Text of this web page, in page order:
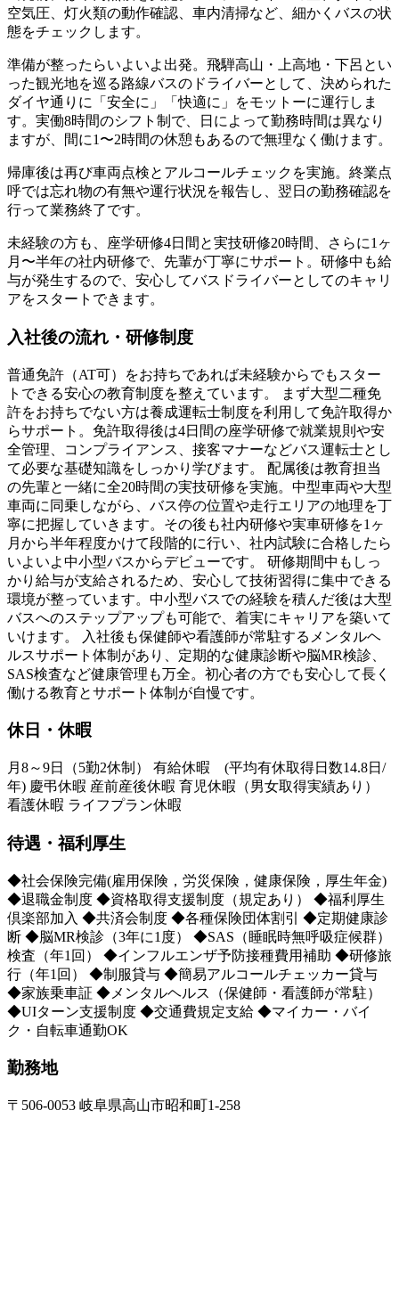
空気圧、灯火類の動作確認、車内清掃など、細かくバスの状
態をチェックします。
準備が整ったらいよいよ出発。飛騨高山・上高地・下呂とい
った観光地を巡る路線バスのドライバーとして、決められた
ダイヤ通りに「安全に」「快適に」をモットーに運行しま
す。実働8時間のシフト制で、日によって勤務時間は異なり
ますが、間に1〜2時間の休憩もあるので無理なく働けます。
帰庫後は再び車両点検とアルコールチェックを実施。終業点
呼では忘れ物の有無や運行状況を報告し、翌日の勤務確認を
行って業務終了です。
未経験の方も、座学研修4日間と実技研修20時間、さらに1ヶ
月〜半年の社内研修で、先輩が丁寧にサポート。研修中も給
与が発生するので、安心してバスドライバーとしてのキャリ
アをスタートできます。
入社後の流れ・研修制度
普通免許（AT可）をお持ちであれば未経験からでもスター
トできる安心の教育制度を整えています。 まず大型二種免
許をお持ちでない方は養成運転士制度を利用して免許取得か
らサポート。免許取得後は4日間の座学研修で就業規則や安
全管理、コンプライアンス、接客マナーなどバス運転士とし
て必要な基礎知識をしっかり学びます。 配属後は教育担当
の先輩と一緒に全20時間の実技研修を実施。中型車両や大型
車両に同乗しながら、バス停の位置や走行エリアの地理を丁
寧に把握していきます。その後も社内研修や実車研修を1ヶ
月から半年程度かけて段階的に行い、社内試験に合格したら
いよいよ中小型バスからデビューです。 研修期間中もしっ
かり給与が支給されるため、安心して技術習得に集中できる
環境が整っています。中小型バスでの経験を積んだ後は大型
バスへのステップアップも可能で、着実にキャリアを築いて
いけます。 入社後も保健師や看護師が常駐するメンタルヘ
ルスサポート体制があり、定期的な健康診断や脳MR検診、
SAS検査など健康管理も万全。初心者の方でも安心して長く
働ける教育とサポート体制が自慢です。
休日・休暇
月8～9日（5勤2休制） 有給休暇 (平均有休取得日数14.8日/
年) 慶弔休暇 産前産後休暇 育児休暇（男女取得実績あり）
看護休暇 ライフプラン休暇
待遇・福利厚生
◆社会保険完備(雇用保険，労災保険，健康保険，厚生年金)
◆退職金制度 ◆資格取得支援制度（規定あり） ◆福利厚生
倶楽部加入 ◆共済会制度 ◆各種保険団体割引 ◆定期健康診
断 ◆脳MR検診（3年に1度） ◆SAS（睡眠時無呼吸症候群）
検査（年1回） ◆インフルエンザ予防接種費用補助 ◆研修旅
行（年1回） ◆制服貸与 ◆簡易アルコールチェッカー貸与
◆家族乗車証 ◆メンタルヘルス（保健師・看護師が常駐）
◆UIターン支援制度 ◆交通費規定支給 ◆マイカー・バイ
ク・自転車通勤OK
勤務地
〒506-0053 岐阜県高山市昭和町1-258